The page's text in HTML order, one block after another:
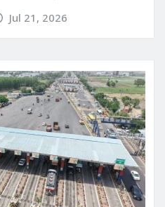
Jul 21, 2026